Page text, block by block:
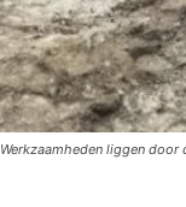
Werkzaamheden liggen